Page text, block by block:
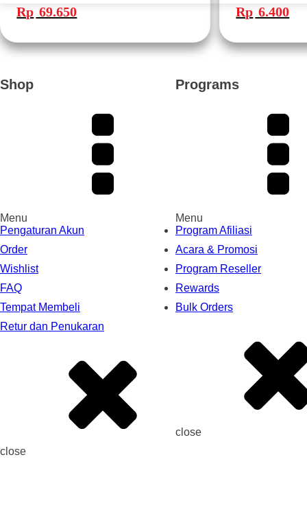
adalah:
Rp 139.300.
Rp 69.650ini
adalah:
adalah:
Rp 22.200.
Rp 6.400ini
Shop
Menu
Pengaturan Akun
Order
Wishlist
FAQ
Tempat Membeli
Retur dan Penukaran
close
Programs
Menu
Program Afiliasi
Acara & Promosi
Program Reseller
Rewards
Bulk Orders
close